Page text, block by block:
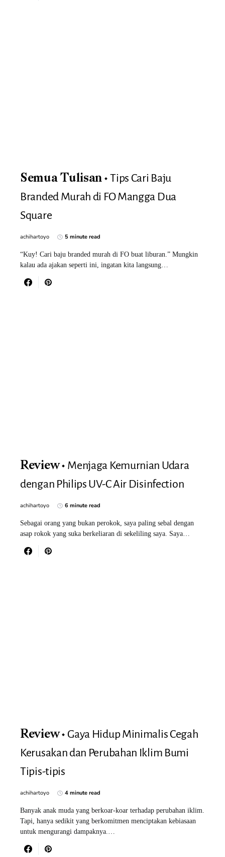
Semua Tulisan
Tips Cari Baju
Branded Murah di FO Mangga Dua
Square
achihartoyo 5 minute read
“Kuy! Cari baju branded murah di FO buat liburan.” Mungkin
kalau ada ajakan seperti ini, ingatan kita langsung…
Review
Menjaga Kemurnian Udara
dengan Philips UV-C Air Disinfection
achihartoyo 6 minute read
Sebagai orang yang bukan perokok, saya paling sebal dengan
asap rokok yang suka berkeliaran di sekeliling saya. Saya…
Review
Gaya Hidup Minimalis Cegah
Kerusakan dan Perubahan Iklim Bumi
Tipis-tipis
achihartoyo 4 minute read
Banyak anak muda yang berkoar-koar terhadap perubahan iklim.
Tapi, hanya sedikit yang berkomitmen menciptakan kebiasaan
untuk mengurangi dampaknya.…